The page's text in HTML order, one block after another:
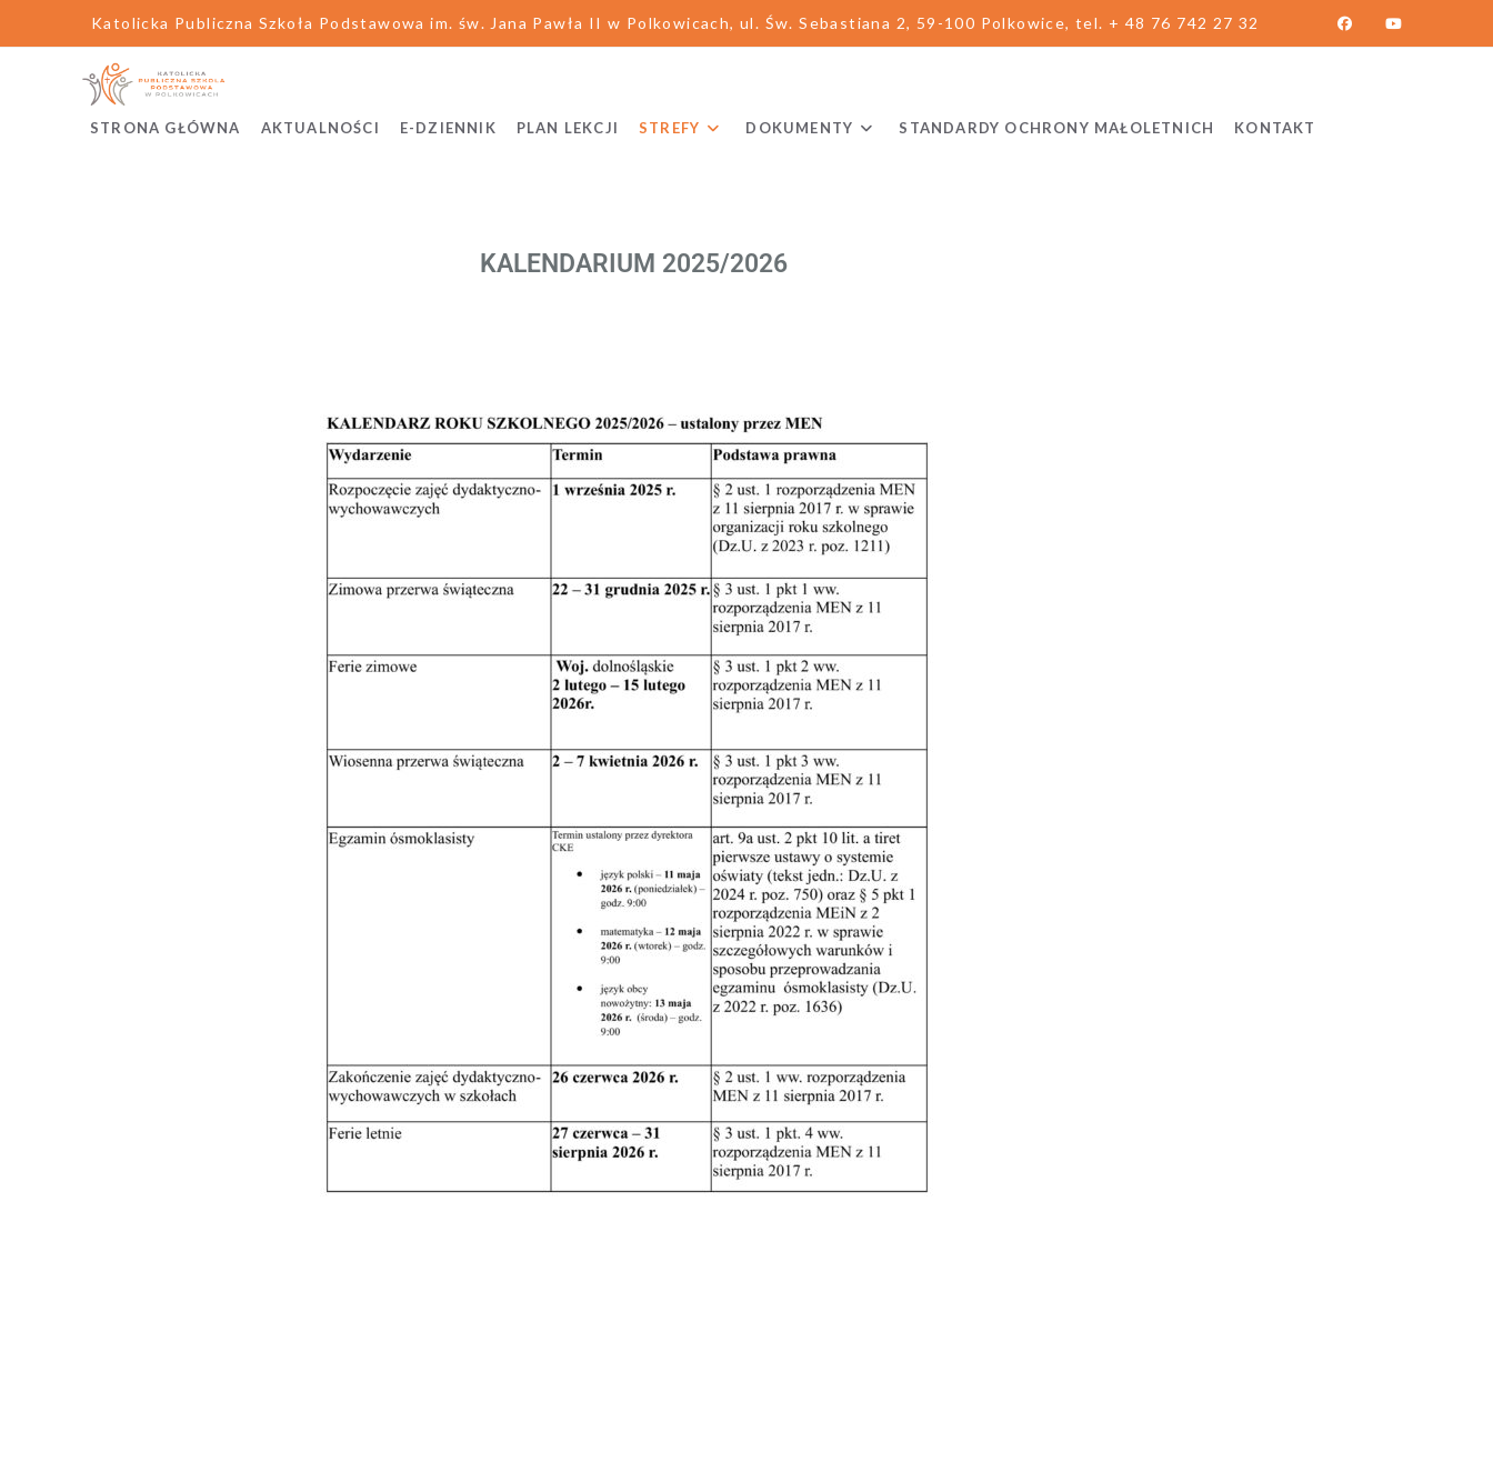
Katolicka Publiczna Szkoła Podstawowa im. św. Jana Pawła II w Polkowicach, ul. Św. Sebastiana 2, 59-100 Polkowice, tel. + 48 76 742 27 32
STRONA GŁÓWNA AKTUALNOŚCI E-DZIENNIK PLAN LEKCJI STREFY DOKUMENTY STANDARDY OCHRONY MAŁOLETNICH KONTAKT
KALENDARIUM 2025/2026